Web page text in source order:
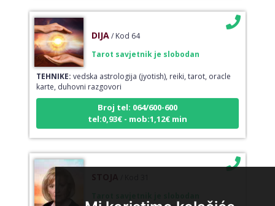
DIJA / Kod 64
Tarot savjetnik je slobodan
TEHNIKE:vedska astrologija (jyotish), reiki, tarot, oracle
karte, duhovni razgovori
Broj tel: 064/600-600
tel:0,93€ - mob:1,12€ min